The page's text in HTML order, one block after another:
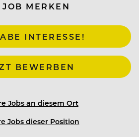
JOB MERKEN
INTERESSE!
BEWERBEN
Jobs an diesem Ort
Jobs dieser Position